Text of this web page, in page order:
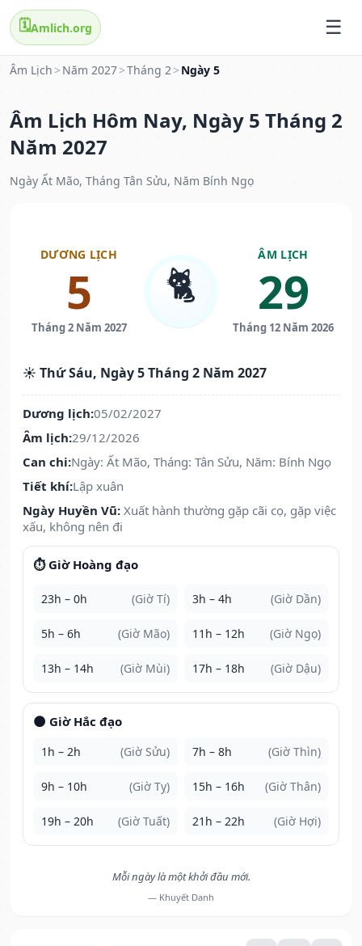
🗓️Amlich.org
Âm Lịch > Năm 2027>Tháng 2> Ngày 5
Âm Lịch Hôm Nay, Ngày 5 Tháng 2
Năm 2027
Ngày Ất Mão, Tháng Tân Sửu, Năm Bính Ngọ
DƯƠNG LỊCH
5
Tháng 2 Năm 2027
🐈
ÂM LỊCH
29
Tháng 12 Năm 2026
☀️ Thứ Sáu, Ngày 5 Tháng 2 Năm 2027
Dương lịch:05/02/2027
Âm lịch:29/12/2026
Can chi:Ngày: Ất Mão, Tháng: Tân Sửu, Năm: Bính Ngọ
Tiết khí:Lập xuân
Ngày Huyền Vũ: Xuất hành thường gặp cãi cọ, gặp việc
xấu, không nên đi
⏱️ Giờ Hoàng đạo
23h – 0h (Giờ Tí) 3h – 4h (Giờ Dần)
5h – 6h (Giờ Mão) 11h – 12h (Giờ Ngọ)
13h – 14h (Giờ Mùi) 17h – 18h (Giờ Dậu)
🌑 Giờ Hắc đạo
1h – 2h (Giờ Sửu) 7h – 8h (Giờ Thìn)
9h – 10h (Giờ Tỵ) 15h – 16h (Giờ Thân)
19h – 20h (Giờ Tuất) 21h – 22h (Giờ Hợi)
Mỗi ngày là một khởi đầu mới.
— Khuyết Danh